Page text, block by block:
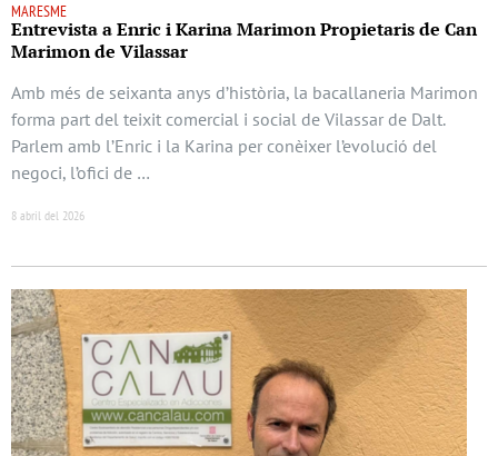
MARESME
Entrevista a Enric i Karina Marimon Propietaris de Can
Marimon de Vilassar
Amb més de seixanta anys d’història, la bacallaneria Marimon
forma part del teixit comercial i social de Vilassar de Dalt.
Parlem amb l’Enric i la Karina per conèixer l’evolució del
negoci, l’ofici de …
8 abril del 2026